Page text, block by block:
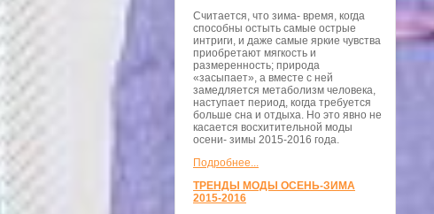
Считается, что зима- время, когда
способны остыть самые острые
интриги, и даже самые яркие чувства
приобретают мягкость и
размеренность; природа
«засыпает», а вместе с ней
замедляется метаболизм человека,
наступает период, когда требуется
больше сна и отдыха. Но это явно не
касается восхитительной моды
осени- зимы 2015-2016 года.
Подробнее...
ТРЕНДЫ МОДЫ ОСЕНЬ-ЗИМА
2015-2016